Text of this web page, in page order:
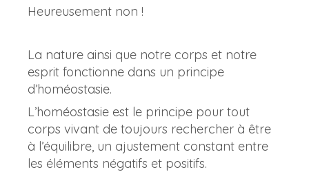
Heureusement non !
La nature ainsi que notre corps et notre
esprit fonctionne dans un principe
d’homéostasie.
L’homéostasie est le principe pour tout
corps vivant de toujours rechercher à être
à l’équilibre, un ajustement constant entre
les éléments négatifs et positifs.